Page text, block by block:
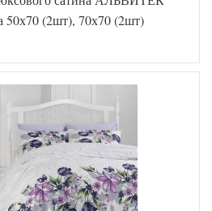
50х70 (2шт), 70х70 (2шт)